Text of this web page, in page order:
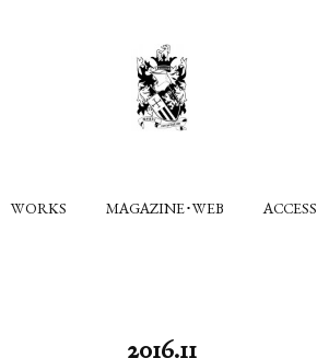
WORKS MAGAZINE･WEB ACCESS
2016.11